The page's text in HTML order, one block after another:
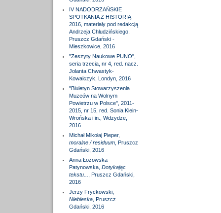
IV NADODRZAŃSKIE
SPOTKANIA Z HISTORIĄ
2016, materiały pod redakcją
Andrzeja Chludzińskiego,
Pruszcz Gdański -
Mieszkowice, 2016
"Zeszyty Naukowe PUNO",
seria trzecia, nr 4, red. nacz.
Jolanta Chwastyk-
Kowalczyk, Londyn, 2016
"Biuletyn Stowarzyszenia
Muzeów na Wolnym
Powietrzu w Polsce", 2011-
2015, nr 15, red. Sonia Klein-
Wrońska i in., Wdzydze,
2016
Michał Mikołaj Pieper,
moralne / residuum, Pruszcz
Gdański, 2016
Anna Łozowska-
Patynowska, Dotykając
tekstu...
, Pruszcz Gdański,
2016
Jerzy Fryckowski,
Niebieska, Pruszcz
Gdański, 2016